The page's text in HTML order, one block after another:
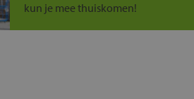
kun je mee thuiskomen!